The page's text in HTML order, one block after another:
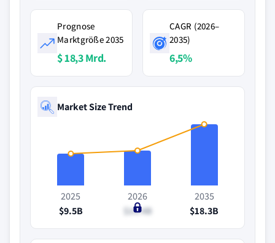
Prognose
Marktgröße 2035
$ 18,3 Mrd.
CAGR (2026–
2035)
6,5%
Market Size Trend
2025
$9.5B
2026
$10.4B
2035
$18.3B